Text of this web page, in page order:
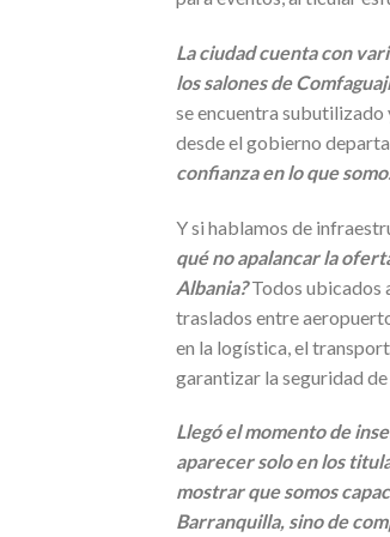
La ciudad cuenta con
los salones de
se encuentra subutilizado
desde el gobierno
confianza en lo que
Y si hablamos de
qué no apalancar la
Albania?Todos ubicados
traslados entre
en la logística, el
garantizar la seguridad
Llegó el momento de
aparecer solo en los
mostrar que somos
Barranquilla, sino de